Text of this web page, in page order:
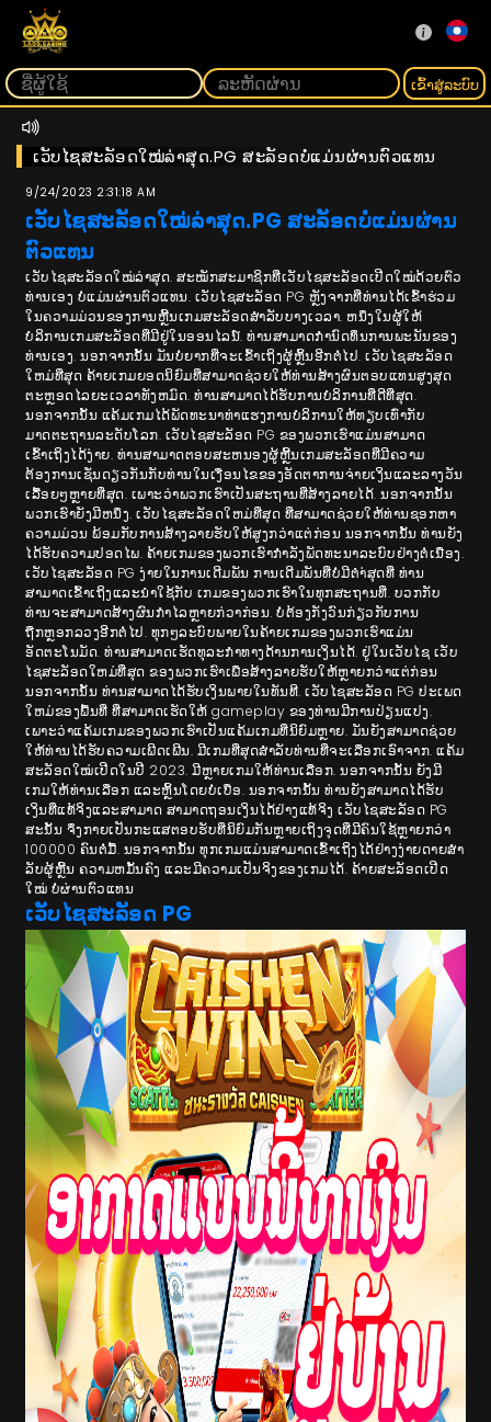
ເຂົ້າ​ສູ່​ລະ​ບົບ
ເວັບໄຊສະລັອດໃໝ່ລ່າສຸດ.PG ສະລັອດບໍ່ແມ່ນຜ່ານຕົວແທນ
9/24/2023 2:31:18 AM
ເວັບໄຊສະລັອດໃໝ່ລ່າສຸດ.PG ສະລັອດບໍ່ແມ່ນຜ່ານ
ຕົວແທນ
ເວັບໄຊສະລັອດໃໝ່ລ່າສຸດ. ສະໝັກສະມາຊິກທີ່ເວັບໄຊສະລັອດເປີດໃໝ່ດ້ວຍຕົວ
ທ່ານເອງ ບໍ່ແມ່ນຜ່ານຕົວແທນ. ເວັບໄຊສະລັອດ PG ຫຼັງຈາກທີ່ທ່ານໄດ້ເຂົ້າຮ່ວມ
ໃນຄວາມມ່ວນຂອງການຫຼີ້ນເກມສະລັອດສໍາລັບບາງເວລາ. ຫນຶ່ງໃນຜູ້ໃຫ້
ບໍລິການເກມສະລັອດທີ່ມີຢູ່ໃນອອນໄລນ໌. ທ່ານສາມາດກໍານົດທຶນການພະນັນຂອງ
ທ່ານເອງ. ນອກຈາກນັ້ນ ມັນບໍ່ຍາກທີ່ຈະເຂົ້າເຖິງຜູ້ຫຼິ້ນອີກຕໍ່ໄປ. ເວັບໄຊສະລັອດ
ໃຫມ່ທີ່ສຸດ ຄ້າຍເກມຍອດນິຍົມທີ່ສາມາດຊ່ວຍໃຫ້ທ່ານສ້າງຜົນຕອບແທນສູງສຸດ
ຕະຫຼອດໄລຍະເວລາທັງຫມົດ. ທ່ານສາມາດໄດ້ຮັບການບໍລິການທີ່ດີທີ່ສຸດ.
ນອກຈາກນັ້ນ ແຄ້ມເກມໄດ້ພັດທະນາທ່າແຮງການບໍລິການໃຫ້ທຽບເທົ່າກັບ
ມາດຕະຖານລະດັບໂລກ. ເວັບໄຊສະລັອດ PG ຂອງພວກເຮົາແມ່ນສາມາດ
ເຂົ້າເຖິງໄດ້ງ່າຍ. ທ່ານສາມາດຕອບສະຫນອງຜູ້ຫຼີ້ນເກມສະລັອດທີ່ມີຄວາມ
ຕ້ອງການເຊັ່ນດຽວກັນກັບທ່ານໃນເງື່ອນໄຂຂອງອັດຕາການຈ່າຍເງິນແລະລາງວັນ
ເລື້ອຍໆຫຼາຍທີ່ສຸດ. ເພາະວ່າພວກເຮົາເປັນສະຖານທີ່ສ້າງລາຍໄດ້. ນອກຈາກນັ້ນ
ພວກເຮົາຍັງມີຫນຶ່ງ. ເວັບໄຊສະລັອດໃຫມ່ທີ່ສຸດ ທີ່ສາມາດຊ່ວຍໃຫ້ທ່ານຊອກຫາ
ຄວາມມ່ວນ ພ້ອມ​ກັບ​ການ​ສ້າງ​ລາຍ​ຮັບ​ໃຫ້​ສູງ​ກວ່າ​ແຕ່​ກ່ອນ ນອກຈາກນັ້ນ ທ່ານຍັງ
ໄດ້ຮັບຄວາມປອດໄພ. ຄ້າຍເກມຂອງພວກເຮົາກຳລັງພັດທະນາລະບົບຢ່າງຕໍ່ເນື່ອງ.
ເວັບໄຊສະລັອດ PG ງ່າຍໃນການເດີມພັນ ການເດີມພັນທີ່ບໍ່ມີຕໍາ່ສຸດທີ່ ທ່ານ
ສາມາດເຂົ້າເຖິງແລະນໍາໃຊ້ກັບ ເກມຂອງພວກເຮົາໃນທຸກສະຖານທີ່. ບວກ​ກັບ​
ທ່ານ​ຈະ​ສາ​ມາດ​ສ້າງ​ຜົນ​ກໍາ​ໄລ​ຫຼາຍ​ກ​່​ວາ​ກ່ອນ​. ບໍ່ຕ້ອງກັງວົນກ່ຽວກັບການ
ຖືກຫຼອກລວງອີກຕໍ່ໄປ. ທຸກໆລະບົບພາຍໃນຄ້າຍເກມຂອງພວກເຮົາແມ່ນ
ອັດຕະໂນມັດ. ທ່ານສາມາດເຮັດທຸລະກໍາທາງດ້ານການເງິນໄດ້. ຢູ່ໃນເວັບໄຊ ເວັບ
ໄຊສະລັອດໃຫມ່ທີ່ສຸດ ຂອງພວກເຮົາເພື່ອສ້າງລາຍຮັບໃຫ້ຫຼາຍກວ່າແຕ່ກ່ອນ
ນອກຈາກນັ້ນ ທ່ານສາມາດໄດ້ຮັບເງິນພາຍໃນທັນທີ. ເວັບໄຊສະລັອດ PG ປະເພດ
ໃຫມ່ຂອງພື້ນທີ່ ທີ່ສາມາດເຮັດໃຫ້ gameplay ຂອງທ່ານມີການປ່ຽນແປງ.
ເພາະວ່າແຄ້ມເກມຂອງພວກເຮົາເປັນແຄ້ມເກມທີ່ນິຍົມຫຼາຍ. ມັນຍັງສາມາດຊ່ວຍ
ໃຫ້ທ່ານໄດ້ຮັບຄວາມເພີດເພີນ. ມີເກມທີ່ສຸດສໍາລັບທ່ານທີ່ຈະເລືອກເອົາຈາກ. ແຄ້ມ
ສະລັອດໃໝ່ເປີດໃນປີ 2023. ມີຫຼາຍເກມໃຫ້ທ່ານເລືອກ. ນອກຈາກນັ້ນ ຍັງມີ
ເກມໃຫ້ທ່ານເລືອກ ແລະຫຼິ້ນໂດຍບໍ່ເບື່ອ. ນອກຈາກນັ້ນ ທ່ານຍັງສາມາດໄດ້ຮັບ
ເງິນທີ່ແທ້ຈິງແລະສາມາດ ສາມາດຖອນເງິນໄດ້ຢ່າງແທ້ຈິງ ເວັບໄຊສະລັອດ PG
ສະນັ້ນ ຈຶ່ງກາຍເປັນກະແສຕອບຮັບທີ່ນິຍົມກັນຫຼາຍເຖິງຈຸດທີ່ມີຄົນໃຊ້ຫຼາຍກວ່າ
100000 ຄົນຕໍ່ມື້. ນອກ​ຈາກ​ນັ້ນ​ ທຸກ​ເກມ​ແມ່ນ​ສາ​ມາດ​ເຂົ້າ​ເຖິງ​ໄດ້​ຢ່າງ​ງ່າຍ​ດາຍ​ສໍາ​
ລັບ​ຜູ້ຫຼີ້ນ​ ຄວາມ​ຫມັ້ນ​ຄົງ​ ແລະ​ມີ​ຄວາມ​ເປັນ​ຈິງ​ຂອງ​ເກມ​ໄດ້​. ຄ້າຍສະລັອດເປີດ
ໃໝ່ ບໍ່ຜ່ານຕົວແທນ
ເວັບໄຊສະລັອດ PG